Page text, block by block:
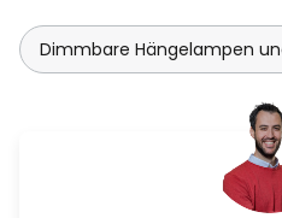
Dimmbare Hängelampen